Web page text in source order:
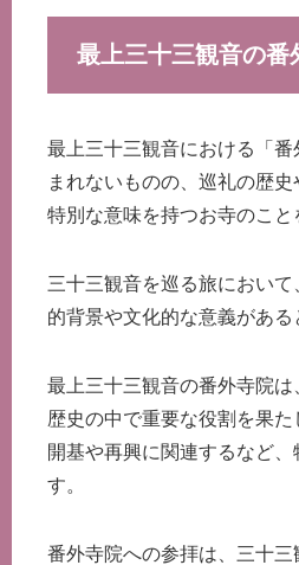
最上三十三観音の番
最上三十三観音における「
まれないものの、巡礼の歴史
特別な意味を持つお寺のこと
三十三観音を巡る旅におい
的背景や文化的な意義がある
最上三十三観音の番外寺院
歴史の中で重要な役割を果
開基や再興に関連するなど、
す。
番外寺院への参拝は、三十